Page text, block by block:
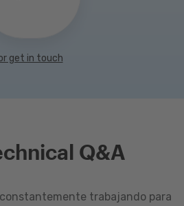
get in touch
Q&A
constantemente trabajando para